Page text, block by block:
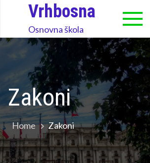
Vrhbosna
Osnovna škola
Zakoni
Home Zakoni